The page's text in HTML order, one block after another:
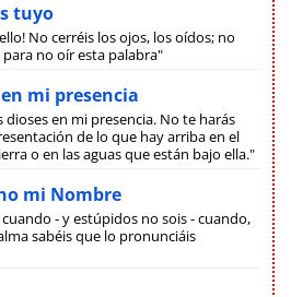
tuyo
No cerréis los ojos, los oídos; no
no oír esta palabra"
mi presencia
en mi presencia. No te harás
de lo que hay arriba en el
o en las aguas que están bajo ella."
mi Nombre
- y estúpidos no sois - cuando,
sabéis que lo pronunciáis